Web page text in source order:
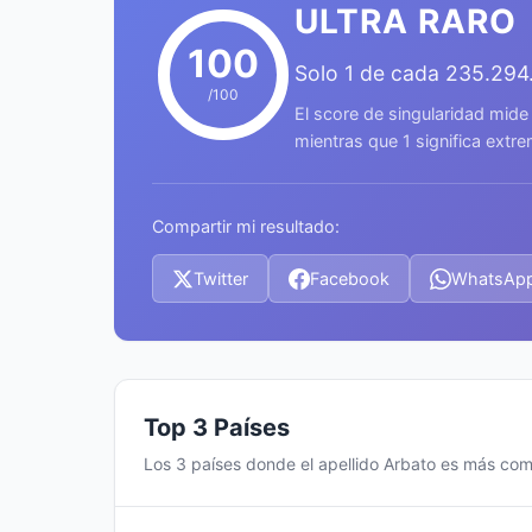
100
/100
ULTRA RARO
Solo 1 de cada
El score de singularidad
mientras que 1 significa
Compartir mi resultado:
Twitter Facebook
Top 3 Países
Los 3 países donde el apellido Arbato es más